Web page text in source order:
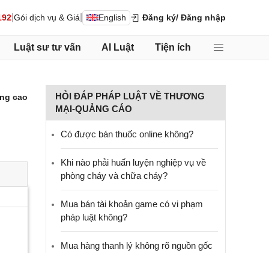
Gói dịch vụ & Giá English Đăng ký/ Đăng nhập
Luật sư tư vấn AI Luật Tiện ích
cao
HỎI ĐÁP PHÁP LUẬT VỀ THƯƠNG
MẠI-QUẢNG CÁO
Có được bán thuốc online không?
Khi nào phải huấn luyện nghiệp vụ về
phòng cháy và chữa cháy?
Mua bán tài khoản game có vi phạm
pháp luật không?
Mua hàng thanh lý không rõ nguồn gốc